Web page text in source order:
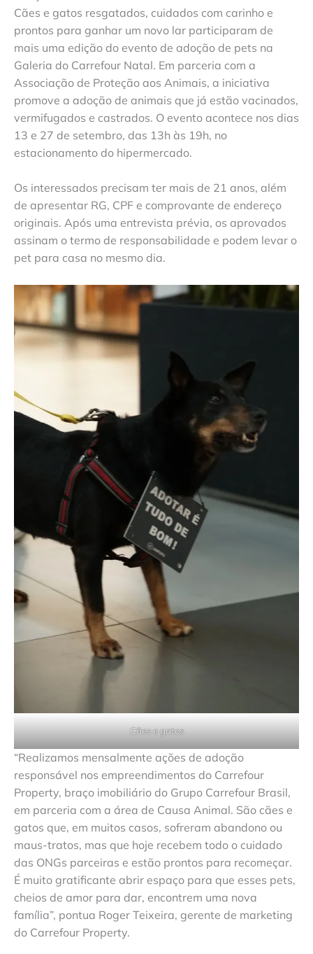
Cães e gatos resgatados, cuidados com carinho e
prontos para ganhar um novo lar participaram de
mais uma edição do evento de adoção de pets na
Galeria do Carrefour Natal. Em parceria com a
Associação de Proteção aos Animais, a iniciativa
promove a adoção de animais que já estão vacinados,
vermifugados e castrados. O evento acontece nos dias
13 e 27 de setembro, das 13h às 19h, no
estacionamento do hipermercado.
Os interessados precisam ter mais de 21 anos, além
de apresentar RG, CPF e comprovante de endereço
originais. Após uma entrevista prévia, os aprovados
assinam o termo de responsabilidade e podem levar o
pet para casa no mesmo dia.
Cães e gatos
“Realizamos mensalmente ações de adoção
responsável nos empreendimentos do Carrefour
Property, braço imobiliário do Grupo Carrefour Brasil,
em parceria com a área de Causa Animal. São cães e
gatos que, em muitos casos, sofreram abandono ou
maus-tratos, mas que hoje recebem todo o cuidado
das ONGs parceiras e estão prontos para recomeçar.
É muito gratificante abrir espaço para que esses pets,
cheios de amor para dar, encontrem uma nova
família”, pontua Roger Teixeira, gerente de marketing
do Carrefour Property.